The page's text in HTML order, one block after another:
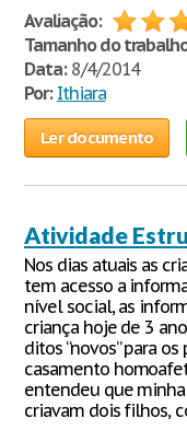
Avaliação:
Tamanho do
Data:8/4/2014
Por: Ithiara
Ler documento
Atividade
Nos dias atuais as
tem acesso a
nível social, as
criança hoje de 3
ditos “novos” para
casamento
entendeu que minha
criavam dois filhos,